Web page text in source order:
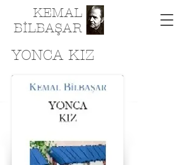
KEMAL
BİLBAŞAR
YONCA KIZ